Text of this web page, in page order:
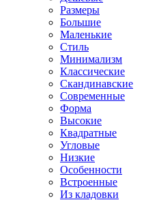
Размеры
Большие
Маленькие
Стиль
Минимализм
Классические
Скандинавские
Современные
Форма
Высокие
Квадратные
Угловые
Низкие
Особенности
Встроенные
Из кладовки